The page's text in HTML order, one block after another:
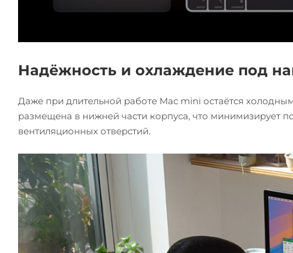
Надёжность и охлаждение под
Даже при длительной работе Mac mini остаётся
размещена в нижней части корпуса, что минимизирует
вентиляционных отверстий.